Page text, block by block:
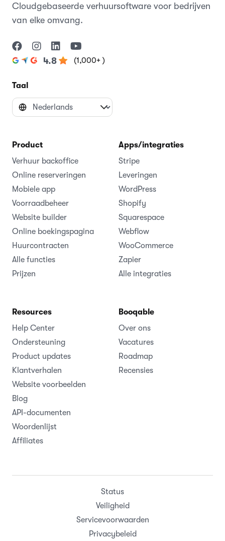
Cloudgebaseerde verhuursoftware voor bedrijven
van elke omvang.
4.8 (1,000+ )
Taal
Product
Verhuur backoffice
Online reserveringen
Mobiele app
Voorraadbeheer
Website builder
Online boekingspagina
Huurcontracten
Alle functies
Prijzen
Apps/integraties
Stripe
Leveringen
WordPress
Shopify
Squarespace
Webflow
WooCommerce
Zapier
Alle integraties
Resources
Help Center
Ondersteuning
Product updates
Klantverhalen
Website voorbeelden
Blog
API-documenten
Woordenlijst
Affiliates
Booqable
Over ons
Vacatures
Roadmap
Recensies
Status
Veiligheid
Servicevoorwaarden
Privacybeleid